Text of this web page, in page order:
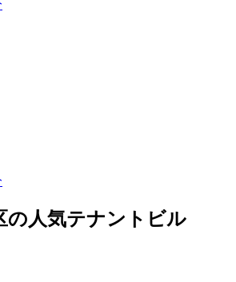
の人気テナントビル